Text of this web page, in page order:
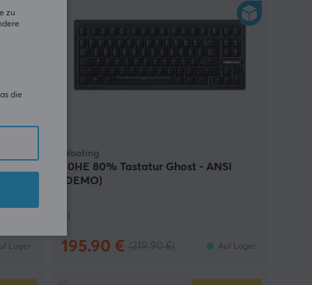
Lager
Wooting
80HE 80% Tastatur Ghost - ANSI
(DEMO)
195.90 € Auf Lager
zu
die